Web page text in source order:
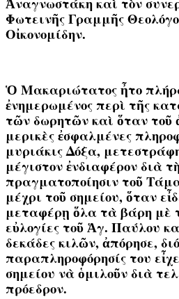
Φωτεινῆς Γραμμῆς
Οἰκονομίδην.
Ὁ Μακαριώτατος ἦτο
ἐνημερωμένος περὶ τῆς
τῶν δωρητῶν καὶ ὅταν τοῦ
μερικὲς ἐσφαλμένες
μυριάκις Δόξα,
μέγιστον ἐνδιαφέρον διὰ
πραγματοποίησιν τοῦ
μέχρι τοῦ σημείου, ὅταν
μεταφέρῃ ὅλα τὰ βάρη μὲ
εὐλογίες τοῦ Ἁγ. Παύλου
δεκάδες κιλῶν, ἀπόρησε,
παραπληροφόρησίς του
σημείου νὰ ὁμιλοῦν διὰ
πρόεδρον.